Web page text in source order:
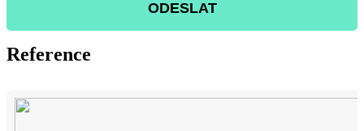
Reference